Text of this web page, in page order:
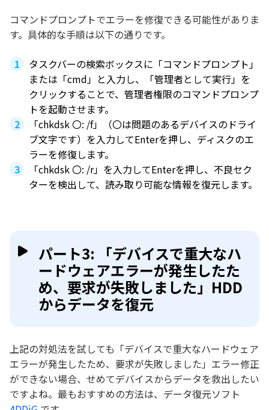
コマンドプロンプトでエラーを修復できる可能性がありま
す。具体的な手順は以下の通りです。
タスクバーの検索ボックスに「コマンドプロンプト」
または「cmd」と入力し、「管理者として実行」を
クリックすることで、管理者権限のコマンドプロンプ
トを起動させます。
「chkdsk 〇: /f」（〇は問題のあるデバイスのドライ
ブ文字です）を入力してEnterを押し、ディスクのエ
ラーを修復します。
「chkdsk 〇: /r」を入力してEnterを押し、不良セク
ターを検出して、読み取り可能な情報を復元します。
パート3: 「デバイスで重大なハ
ードウェアエラーが発生したた
め、要求が失敗しました」HDD
からデータを復元
上記の対処法を試しても「デバイスで重大なハードウェア
エラーが発生したため、要求が失敗しました」エラー修正
ができない場合、せめてデバイスからデータを救出したい
ですよね。最もおすすめの方法は、データ復元ソフト